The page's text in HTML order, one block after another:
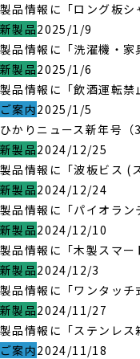
製品情報に「ロング板シ
新製品2025/1/9
製品情報に「洗濯機・家
新製品2025/1/6
製品情報に「飲酒運転禁
ご案内2025/1/5
ひかりニュース新年号（
新製品2024/12/25
製品情報に「波板ビス (
新製品2024/12/24
製品情報に「パイオラン
新製品2024/12/10
製品情報に「木製スマー
新製品2024/12/3
製品情報に「ワンタッチ
新製品2024/11/27
製品情報に「ステンレス
ご案内2024/11/18